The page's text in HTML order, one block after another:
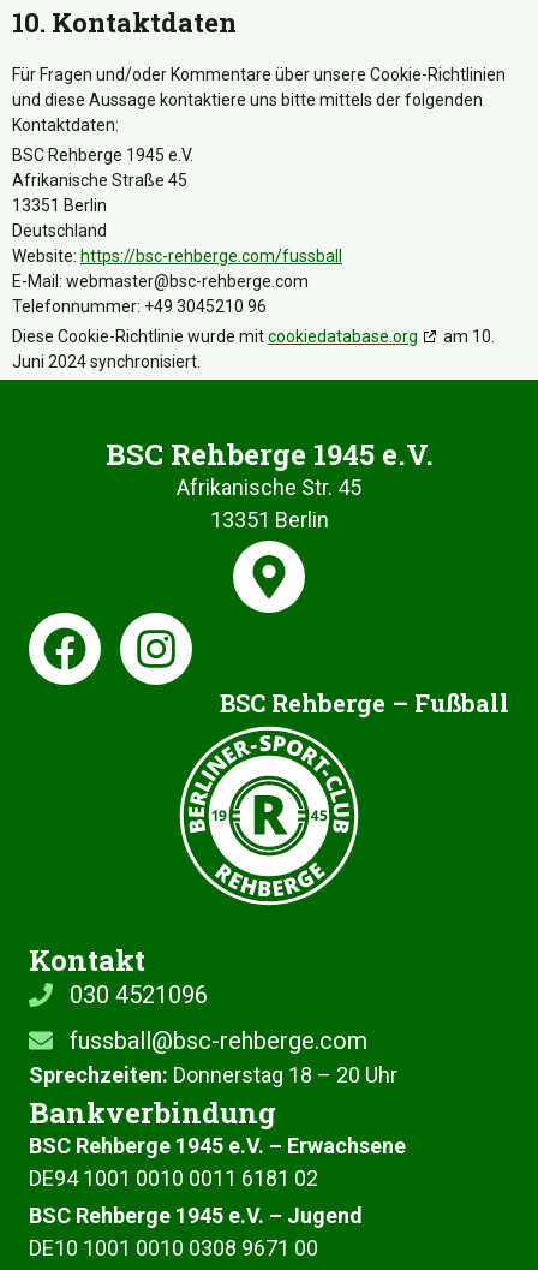
10. Kontaktdaten
Für Fragen und/oder Kommentare über unsere Cookie-Richtlinien
und diese Aussage kontaktiere uns bitte mittels der folgenden
Kontaktdaten:
BSC Rehberge 1945 e.V.
Afrikanische Straße 45
13351 Berlin
Deutschland
Website: https://bsc-rehberge.com/fussball
E-Mail: webmaster@bsc-rehberge.com
Telefonnummer: +49 3045210 96
Diese Cookie-Richtlinie wurde mitcookiedatabase.org
am 10.
Juni 2024 synchronisiert.
BSC Rehberge 1945 e.V.
Afrikanische Str. 45
13351 Berlin
BSC Rehberge – Fußball
Kontakt
030 4521096
fussball@bsc-rehberge.com
Sprechzeiten: Donnerstag 18 – 20 Uhr
Bankverbindung
BSC Rehberge 1945 e.V. – Erwachsene
DE94 1001 00‍10 0011 61‍81 02
BSC Rehberge 1945 e.V. – Jugend
DE10 1001 00‍10 0308 96‍71 00